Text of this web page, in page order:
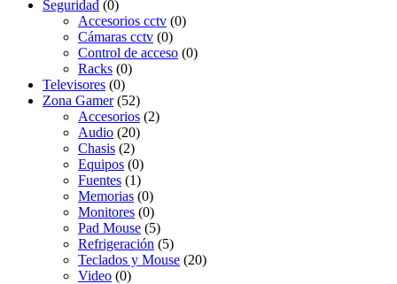
Seguridad (0)
Accesorios cctv (0)
Cámaras cctv (0)
Control de acceso (0)
Racks (0)
Televisores (0)
Zona Gamer (52)
Accesorios (2)
Audio (20)
Chasis (2)
Equipos (0)
Fuentes (1)
Memorias (0)
Monitores (0)
Pad Mouse (5)
Refrigeración (5)
Teclados y Mouse (20)
Video (0)